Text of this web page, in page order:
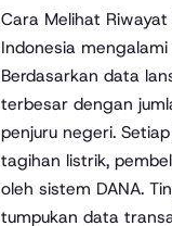
Cara Melihat Riwayat
Indonesia
Berdasarkan data
terbesar dengan
penjuru negeri.
tagihan listrik,
oleh sistem DANA.
tumpukan data